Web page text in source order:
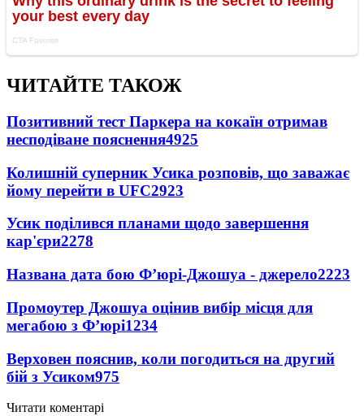
ЧИТАЙТЕ ТАКОЖ
Позитивний тест Паркера на кокаїн отримав
несподіване пояснення4925
Колишній суперник Усика розповів, що заважає
йому перейти в UFC2923
Усик поділився планами щодо завершення
кар'єри2278
Названа дата бою Ф’юрі-Джошуа - джерело2223
Промоутер Джошуа оцінив вибір місця для
мегабою з Ф’юрі1234
Верховен пояснив, коли погодиться на другий
бій з Усиком975
Читати коментарі